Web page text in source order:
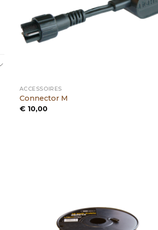
ACCESSOIRES
Connector M
€10,00